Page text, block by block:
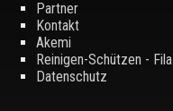
Partner
Kontakt
Akemi
Reinigen-Schützen - Fila
Datenschutz